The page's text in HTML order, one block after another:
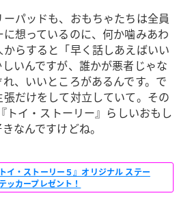
パッドも、おもちゃたちは全員
想っているのに、何か噛みあわ
らすると「早く話しあえばいい
いんですが、誰かが悪者じゃな
、いいところがあるんです。で
だけをして対立していて。その
トイ・ストーリー』らしいおもし
なんですけどね。
イ・ストーリー５』オリジナル ステー
ッカープレゼント！